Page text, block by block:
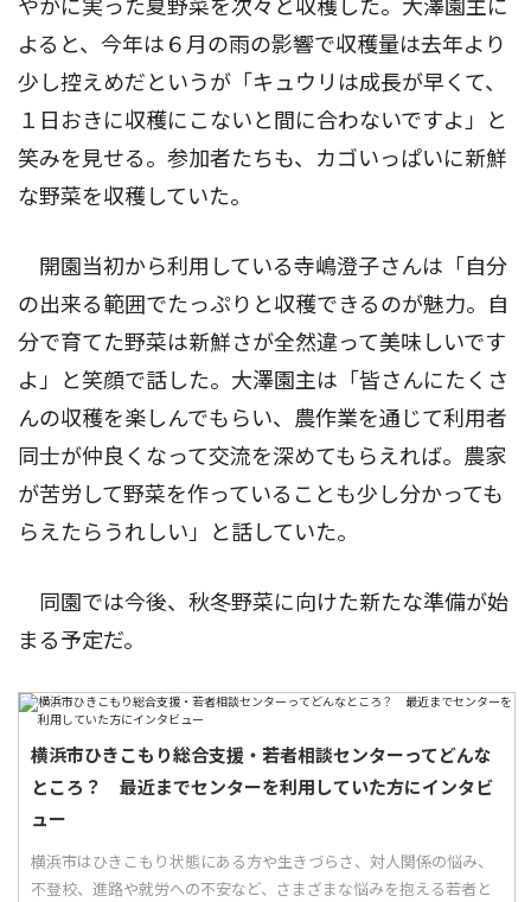
やかに実った夏野菜を次々と収穫した。大澤園主に
よると、今年は６月の雨の影響で収穫量は去年より
少し控えめだというが「キュウリは成長が早くて、
１日おきに収穫にこないと間に合わないですよ」と
笑みを見せる。参加者たちも、カゴいっぱいに新鮮
な野菜を収穫していた。
開園当初から利用している寺嶋澄子さんは「自分
の出来る範囲でたっぷりと収穫できるのが魅力。自
分で育てた野菜は新鮮さが全然違って美味しいです
よ」と笑顔で話した。大澤園主は「皆さんにたくさ
んの収穫を楽しんでもらい、農作業を通じて利用者
同士が仲良くなって交流を深めてもらえれば。農家
が苦労して野菜を作っていることも少し分かっても
らえたらうれしい」と話していた。
同園では今後、秋冬野菜に向けた新たな準備が始
まる予定だ。
横浜市ひきこもり総合支援・若者相談センターってどんな
ところ？ 最近までセンターを利用していた方にインタビ
ュー
横浜市はひきこもり状態にある方や生きづらさ、対人関係の悩み、
不登校、進路や就労への不安など、さまざまな悩みを抱える若者と